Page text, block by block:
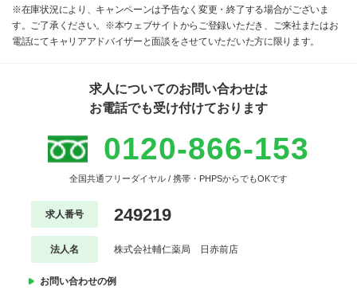
※在庫状況により、キャンペーンは予告なく変更・終了する場合がございま
す。ご了承ください。※本ウェブサイトからご登録いただき、ご来社またはお
電話にてキャリアアドバイザーと面談をさせていただいた方に限ります。
求人についてのお問い合わせは
お電話でも受け付けております
0120-866-153
全国共通フリーダイヤル / 携帯・PHPSからでもOKです
求人番号 249219
法人名 株式会社輔仁薬局 日赤前店
お問い合わせの例